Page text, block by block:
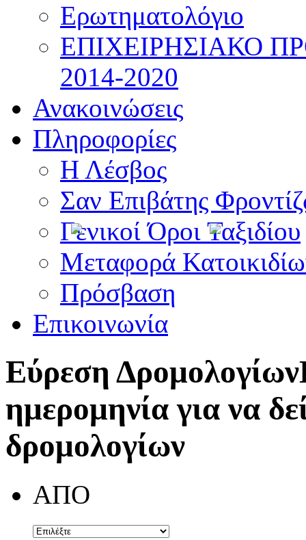
Ερωτηματολόγιο
ΕΠΙΧΕΙΡΗΣΙΑΚΟ
2014-2020
Ανακοινώσεις
Πληροφορίες
Η Λέσβος
Σαν Επιβάτης
Γενικοί Όροι Ταξιδίου
Μεταφορά
Πρόσβαση
Επικοινωνία
Εύρεση Δρομολογίων
ημερομηνία για να
δρομολογίων
ΑΠΟ